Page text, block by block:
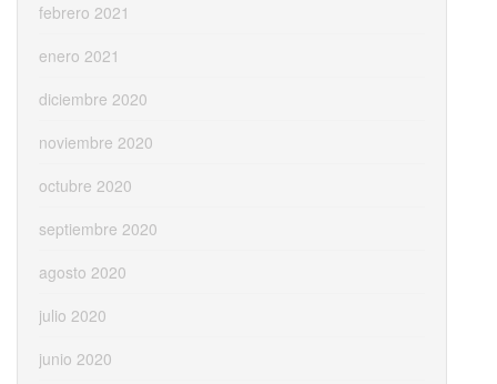
febrero 2021
enero 2021
diciembre 2020
noviembre 2020
octubre 2020
septiembre 2020
agosto 2020
julio 2020
junio 2020